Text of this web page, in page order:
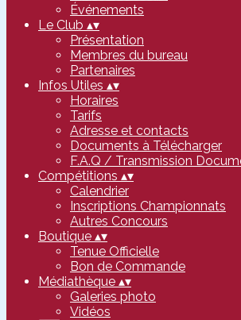
Événements
Le Club ▴▾
Présentation
Membres du bureau
Partenaires
Infos Utiles ▴▾
Horaires
Tarifs
Adresse et contacts
Documents à Télécharger
F.A.Q / Transmission
Compétitions ▴▾
Calendrier
Inscriptions Championnats
Autres Concours
Boutique ▴▾
Tenue Officielle
Bon de Commande
Médiathèque ▴▾
Galeries photo
Vidéos